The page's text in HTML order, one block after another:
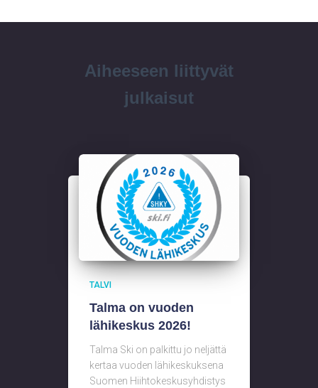
Aiheeseen liittyvät
julkaisut
TALVI
Talma on vuoden
lähikeskus 2026!
Talma Ski on palkittu jo neljättä
kertaa vuoden lähikeskuksena
Suomen Hiihtokeskusyhdistys